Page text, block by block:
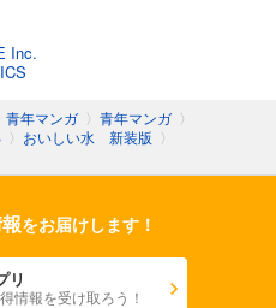
Inc.
青年マンガ 〉 青年マンガ 〉
〉 おいしい水 新装版 〉
をお届けします！
リ
情報を受け取ろう！